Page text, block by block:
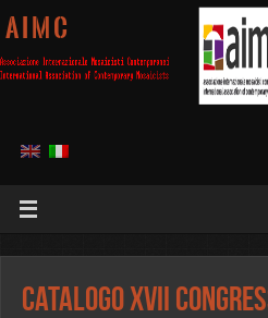
A I M C
Catalogo XVII